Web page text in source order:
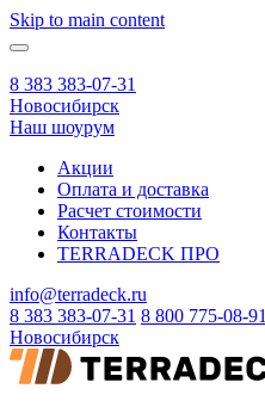
Skip to main content
8 383 383-07-31
Новосибирск
Наш шоурум
Акции
Оплата и доставка
Расчет стоимости
Контакты
TERRADECK ПРО
info@terradeck.ru
8 383 383-07-31 8 800 775-08-91
Новосибирск